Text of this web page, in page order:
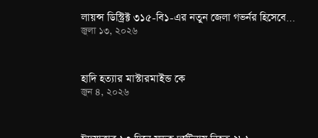
লায়ন্স ডিস্ট্রিক্ট ৩১৫-বি১-এর নতুন জেলা গভর্নর হিসেবে…
জুলা ১৩, ২০২৬
হাদি হত্যার মাস্টারমাইন্ড কে
জুন ৪, ২০২৬